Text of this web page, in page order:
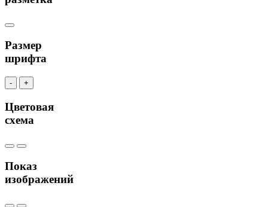
Размер
шрифта
- +
Цветовая
схема
Показ
изображений